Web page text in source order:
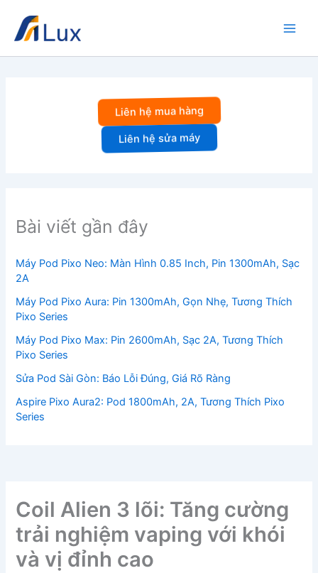
dung
Coil Alien 3 lõi: Tăng cường
trải nghiệm vaping với khói
và vị đỉnh cao
Liên hệ mua hàng
Liên hệ sửa máy
Bài viết gần đây
Máy Pod Pixo Neo: Màn Hình 0.85 Inch, Pin 1300mAh, Sạc
2A
Máy Pod Pixo Aura: Pin 1300mAh, Gọn Nhẹ, Tương Thích
Pixo Series
Máy Pod Pixo Max: Pin 2600mAh, Sạc 2A, Tương Thích
Pixo Series
Sửa Pod Sài Gòn: Báo Lỗi Đúng, Giá Rõ Ràng
Aspire Pixo Aura2: Pod 1800mAh, 2A, Tương Thích Pixo
Series